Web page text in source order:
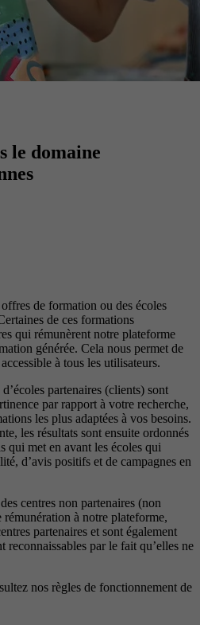
le domaine
de formation ou des écoles
de ces formations
qui rémunèrent notre plateforme
générée. Cela nous permet de
à tous les utilisateurs.
partenaires (clients) sont
par rapport à votre recherche,
les plus adaptées à vos besoins.
les résultats sont ensuite ordonnés
qui met en avant les écoles qui
d’avis positifs et de campagnes en
centres non partenaires (non
à notre plateforme,
partenaires et sont également
reconnaissables par le fait qu’elles ne
nos règles de fonctionnement de